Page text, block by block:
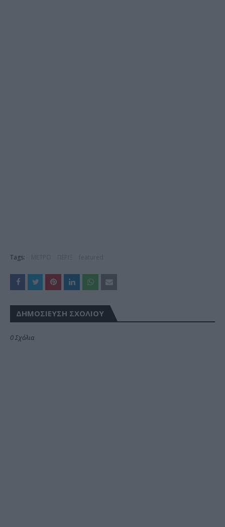
Tags:
ΔΗΜΟΣΊΕΥΣΗ ΣΧΟΛΊΟΥ
0 Σχόλια